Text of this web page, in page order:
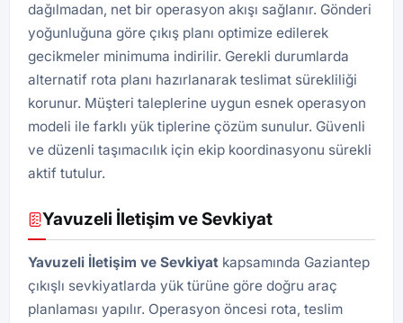
dağılmadan, net bir operasyon akışı sağlanır. Gönderi
yoğunluğuna göre çıkış planı optimize edilerek
gecikmeler minimuma indirilir. Gerekli durumlarda
alternatif rota planı hazırlanarak teslimat sürekliliği
korunur. Müşteri taleplerine uygun esnek operasyon
modeli ile farklı yük tiplerine çözüm sunulur. Güvenli
ve düzenli taşımacılık için ekip koordinasyonu sürekli
aktif tutulur.
Yavuzeli İletişim ve Sevkiyat
Yavuzeli İletişim ve Sevkiyat kapsamında Gaziantep
çıkışlı sevkiyatlarda yük türüne göre doğru araç
planlaması yapılır. Operasyon öncesi rota, teslim